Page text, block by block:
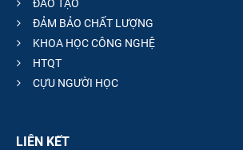
ĐÀO TẠO
ĐẢM BẢO CHẤT LƯỢNG
KHOA HỌC CÔNG NGHỆ
HTQT
CỰU NGƯỜI HỌC
LIÊN KẾT